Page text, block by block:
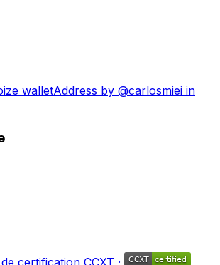
walletAddress by @carlosmiei in
certification CCXT ·